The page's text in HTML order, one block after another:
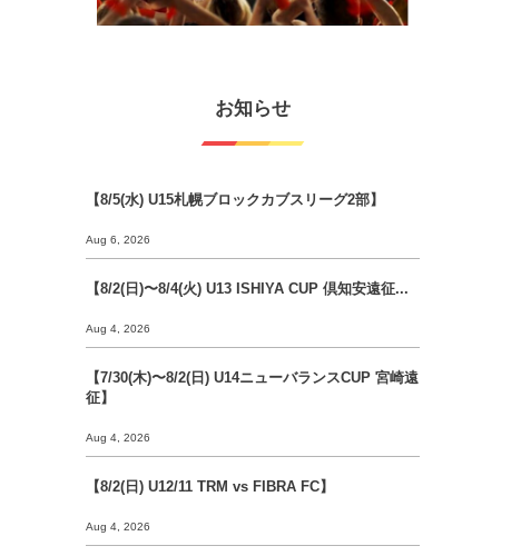
お知らせ
【8/5(水) U15札幌ブロックカブスリーグ2部】
Aug 6, 2026
【8/2(日)〜8/4(火) U13 ISHIYA CUP 倶知安遠征...
Aug 4, 2026
【7/30(木)〜8/2(日) U14ニューバランスCUP 宮崎遠
征】
Aug 4, 2026
【8/2(日) U12/11 TRM vs FIBRA FC】
Aug 4, 2026